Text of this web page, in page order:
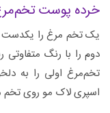
خرده پوست
یک تخم‌ مرغ را یکدست
دوم را با رنگ
تخم‌مرغ اولی را به
اسپری لاک مو روی تخم‌